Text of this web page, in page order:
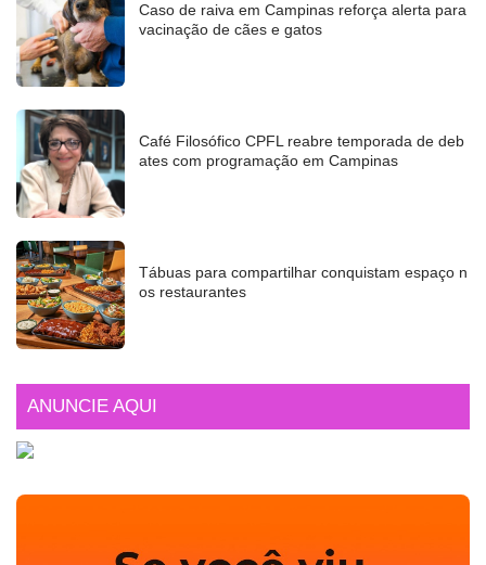
Caso de raiva em Campinas reforça alerta para
vacinação de cães e gatos
Café Filosófico CPFL reabre temporada de deb
ates com programação em Campinas
Tábuas para compartilhar conquistam espaço n
os restaurantes
ANUNCIE AQUI